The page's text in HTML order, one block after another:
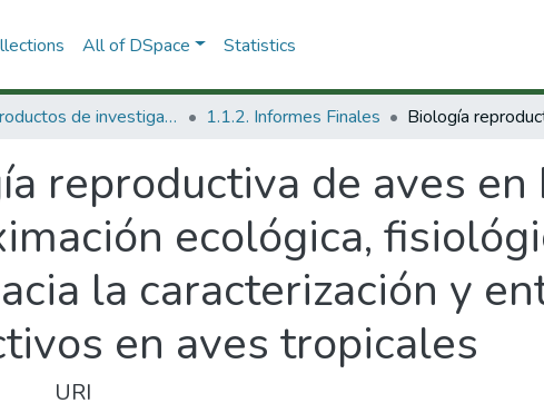
All of DSpace Statistics
1.1 Productos de investigación 1.1.2. Informes Finales
reproductiva de aves en
ecológica,
la caracterización y
en aves tropicales
URI